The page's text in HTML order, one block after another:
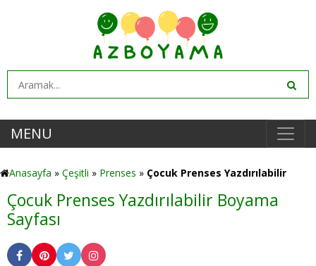
MENU
Anasayfa » Çeşitli » Prenses » Çocuk Prenses Yazdırılabilir
Çocuk Prenses Yazdırılabilir Boyama
Sayfası